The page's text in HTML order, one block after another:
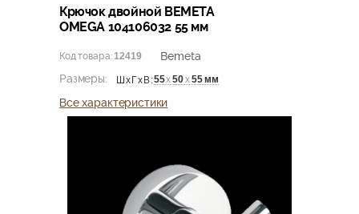
Крючок двойной BEMETA
OMEGA 104106032 55 мм
Код товара: 12419
Bemeta
Размеры:
ШхГхВ:55х50х55 мм
Все характеристики